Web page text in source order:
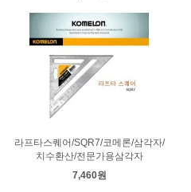
라프타스퀘어/SQR7/코메론/삼각자/
치수환산/전문가용삼각자
7,460원